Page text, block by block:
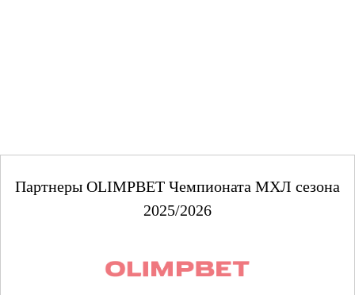
Партнеры OLIMPBET Чемпионата МХЛ сезона
2025/2026